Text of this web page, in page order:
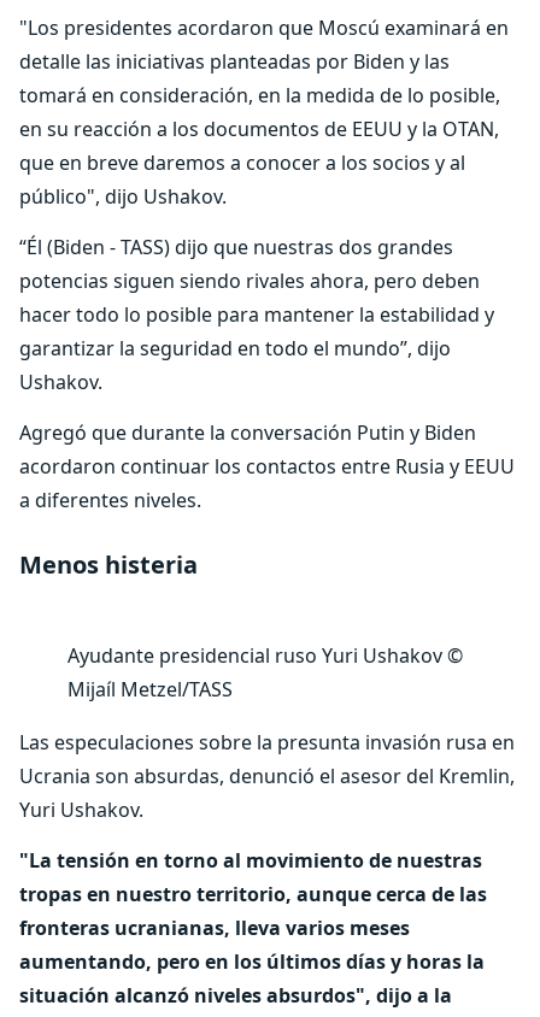
"Los presidentes acordaron que Moscú examinará en
detalle las iniciativas planteadas por Biden y las
tomará en consideración, en la medida de lo posible,
en su reacción a los documentos de EEUU y la OTAN,
que en breve daremos a conocer a los socios y al
público", dijo Ushakov.
“Él (Biden - TASS) dijo que nuestras dos grandes
potencias siguen siendo rivales ahora, pero deben
hacer todo lo posible para mantener la estabilidad y
garantizar la seguridad en todo el mundo”, dijo
Ushakov.
Agregó que durante la conversación Putin y Biden
acordaron continuar los contactos entre Rusia y EEUU
a diferentes niveles.
Menos histeria
Ayudante presidencial ruso Yuri Ushakov©
Mijaíl Metzel/TASS
Las especulaciones sobre la presunta invasión rusa en
Ucrania son absurdas, denunció el asesor del Kremlin,
Yuri Ushakov.
"La tensión en torno al movimiento de nuestras
tropas en nuestro territorio, aunque cerca de las
fronteras ucranianas, lleva varios meses
aumentando, pero en los últimos días y horas la
situación alcanzó niveles absurdos", dijo a la